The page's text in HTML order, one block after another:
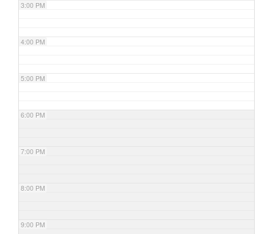
3:00 PM
4:00 PM
5:00 PM
6:00 PM
7:00 PM
8:00 PM
9:00 PM